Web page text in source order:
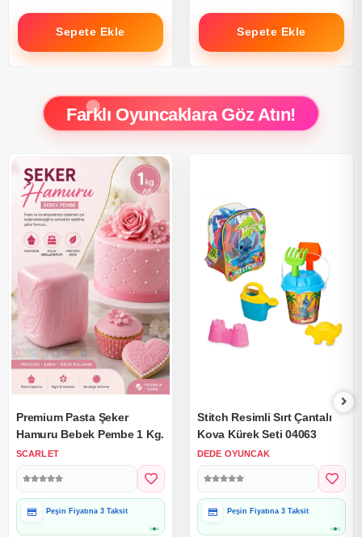
Sepete Ekle Sepete Ekle
Farklı Oyuncaklara Göz Atın!
Premium Pasta Şeker
Hamuru Bebek Pembe 1 Kg.
SCARLET
Hediye Paketine Uygun
Stitch Resimli Sırt Çantalı
Kova Kürek Seti 04063
DEDE OYUNCAK
Hediye Paketine Uygun